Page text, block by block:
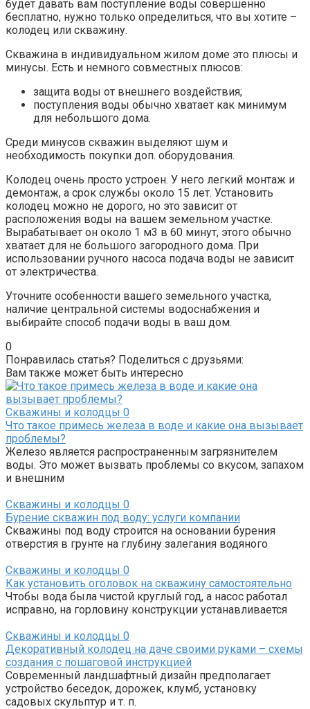
будет давать вам поступление воды совершенно
бесплатно, нужно только определиться, что вы хотите –
колодец или скважину.
Скважина в индивидуальном жилом доме это плюсы и
минусы. Есть и немного совместных плюсов:
защита воды от внешнего воздействия;
поступления воды обычно хватает как минимум
для небольшого дома.
Среди минусов скважин выделяют шум и
необходимость покупки доп. оборудования.
Колодец очень просто устроен. У него легкий монтаж и
демонтаж, а срок службы около 15 лет. Установить
колодец можно не дорого, но это зависит от
расположения воды на вашем земельном участке.
Вырабатывает он около 1 м3 в 60 минут, этого обычно
хватает для не большого загородного дома. При
использовании ручного насоса подача воды не зависит
от электричества.
Уточните особенности вашего земельного участка,
наличие центральной системы водоснабжения и
выбирайте способ подачи воды в ваш дом.
0
Понравилась статья? Поделиться с друзьями:
Вам также может быть интересно
Скважины и колодцы 0
Что такое примесь железа в воде и какие она вызывает
проблемы?
Железо является распространенным загрязнителем
воды. Это может вызвать проблемы со вкусом, запахом
и внешним
Скважины и колодцы 0
Бурение скважин под воду: услуги компании
Скважины под воду строится на основании бурения
отверстия в грунте на глубину залегания водяного
Скважины и колодцы 0
Как установить оголовок на скважину самостоятельно
Чтобы вода была чистой круглый год, а насос работал
исправно, на горловину конструкции устанавливается
Скважины и колодцы 0
Декоративный колодец на даче своими руками – схемы
создания с пошаговой инструкцией
Современный ландшафтный дизайн предполагает
устройство беседок, дорожек, клумб, установку
садовых скульптур и т. п.